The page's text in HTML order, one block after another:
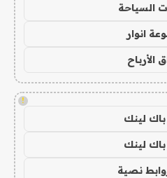
السياحة
انوار
الأرباح
!
لينك
لينك
نصية